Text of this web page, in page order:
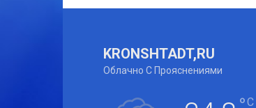
KRONSHTADT,RU
Облачно С Прояснениями
C